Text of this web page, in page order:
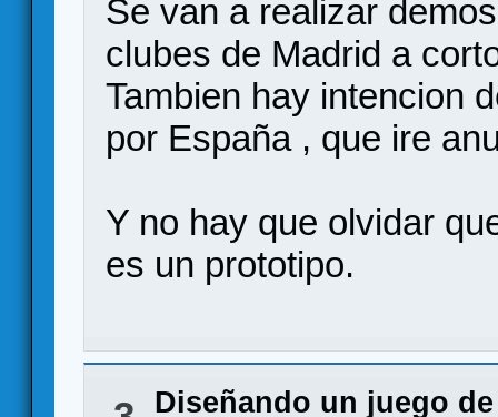
Se van a realizar
clubes de Madrid a
Tambien hay intencion
por España , que ire
Y no hay que olvidar
es un prototipo.
Diseñando un juego